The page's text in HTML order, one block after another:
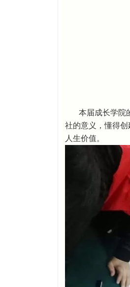
本届成长学院
社的意义，懂得
人生价值。